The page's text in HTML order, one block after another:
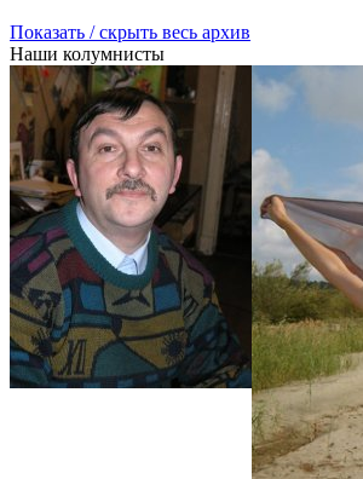
Показать / скрыть весь архив
Наши колумнисты